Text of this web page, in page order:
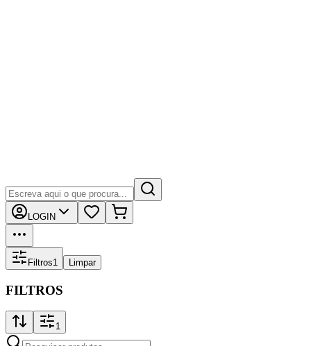
LOGIN
Filtros1 Limpar
FILTROS
1